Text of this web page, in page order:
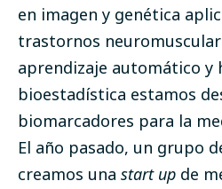
en imagen y genética
trastornos
aprendizaje automático y
bioestadística estamos
biomarcadores para la
El año pasado, un grupo
creamos una start up de